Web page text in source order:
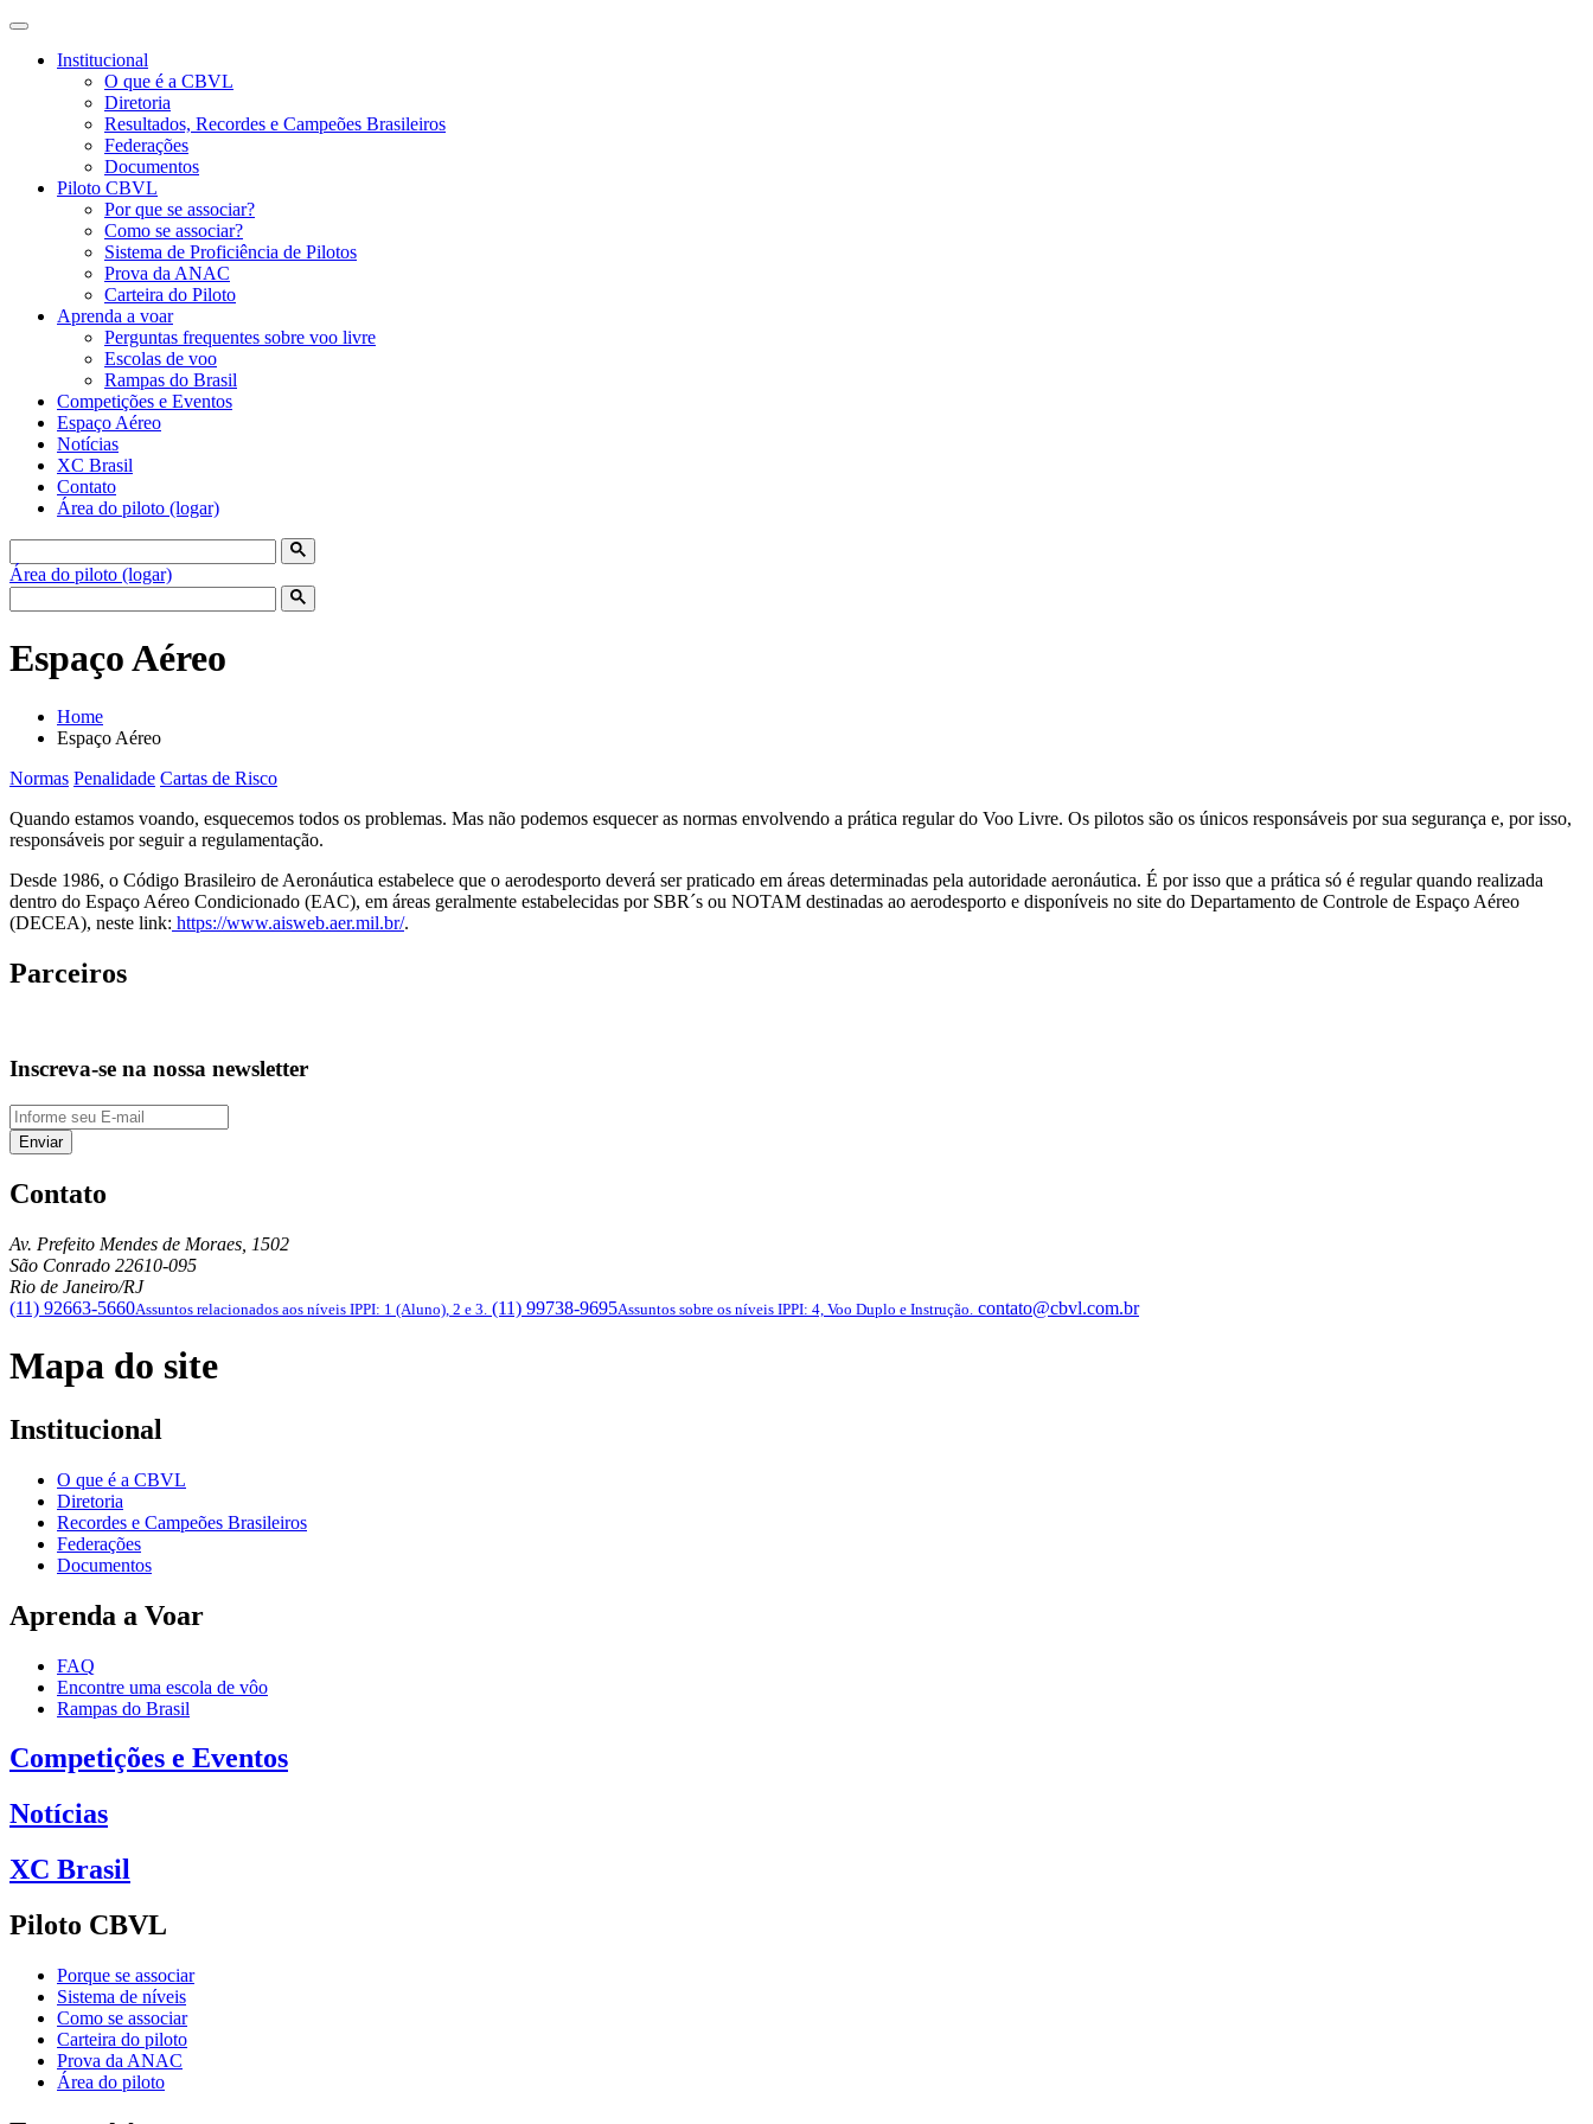
Institucional
O que é a CBVL
Diretoria
Resultados, Recordes e Campeões Brasileiros
Federações
Documentos
Piloto CBVL
Por que se associar?
Como se associar?
Sistema de Proficiência de Pilotos
Prova da ANAC
Carteira do Piloto
Aprenda a voar
Perguntas frequentes sobre voo livre
Escolas de voo
Rampas do Brasil
Competições e Eventos
Espaço Aéreo
Notícias
XC Brasil
Contato
Área do piloto (logar)
Área do piloto (logar)
Espaço Aéreo
Home
Espaço Aéreo
Normas Penalidade Cartas de Risco
Quando estamos voando, esquecemos todos os problemas. Mas não podemos esquecer as normas envolvendo a prática regular do Voo Livre. Os pilotos são os únicos responsáveis por sua segurança e, por isso,
responsáveis por seguir a regulamentação.
Desde 1986, o Código Brasileiro de Aeronáutica estabelece que o aerodesporto deverá ser praticado em áreas determinadas pela autoridade aeronáutica. É por isso que a prática só é regular quando realizada
dentro do Espaço Aéreo Condicionado (EAC), em áreas geralmente estabelecidas por SBR´s ou NOTAM destinadas ao aerodesporto e disponíveis no site do Departamento de Controle de Espaço Aéreo
(DECEA), neste link: https://www.aisweb.aer.mil.br/.
Parceiros
Inscreva-se na nossa newsletter
Enviar
Contato
Av. Prefeito Mendes de Moraes, 1502
São Conrado 22610-095
Rio de Janeiro/RJ
(11) 92663-5660Assuntos relacionados aos níveis IPPI: 1 (Aluno), 2 e 3. (11) 99738-9695Assuntos sobre os níveis IPPI: 4, Voo Duplo e Instrução. contato@cbvl.com.br
Mapa do site
Institucional
O que é a CBVL
Diretoria
Recordes e Campeões Brasileiros
Federações
Documentos
Aprenda a Voar
FAQ
Encontre uma escola de vôo
Rampas do Brasil
Competições e Eventos
Notícias
XC Brasil
Piloto CBVL
Porque se associar
Sistema de níveis
Como se associar
Carteira do piloto
Prova da ANAC
Área do piloto